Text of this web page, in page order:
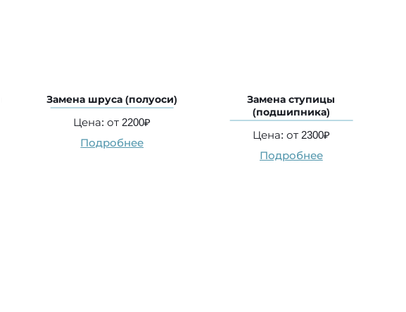
Замена шруса (полуоси)
Цена: от 2200₽
Подробнее
Замена ступицы
(подшипника)
Цена: от 2300₽
Подробнее